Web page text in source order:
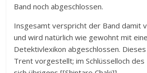
Band noch abgeschlossen.
Insgesamt verspricht der Band damit
und wird natürlich wie gewohnt mit
Detektivlexikon abgeschlossen.
Trent vorgestellt; im Schlüsselloch